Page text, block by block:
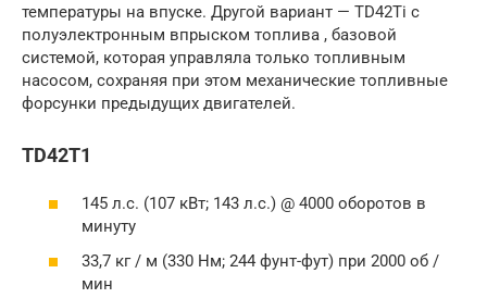
температуры на впуске. Другой вариант — TD42Ti с
полуэлектронным впрыском топлива , базовой
системой, которая управляла только топливным
насосом, сохраняя при этом механические топливные
форсунки предыдущих двигателей.
TD42T1
145 л.с. (107 кВт; 143 л.с.) @ 4000 оборотов в
минуту
33,7 кг / м (330 Нм; 244 фунт-фут) при 2000 об /
мин